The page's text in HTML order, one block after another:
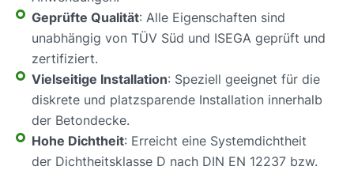
Geprüfte Qualität: Alle Eigenschaften sind
unabhängig von TÜV Süd und ISEGA geprüft und
zertifiziert.
Vielseitige Installation: Speziell geeignet für die
diskrete und platzsparende Installation innerhalb
der Betondecke.
Hohe Dichtheit: Erreicht eine Systemdichtheit
der Dichtheitsklasse D nach DIN EN 12237 bzw.